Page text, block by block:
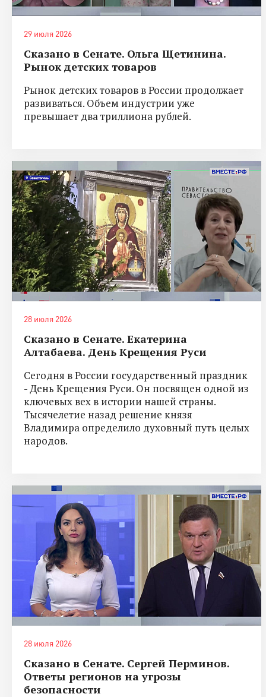
29 июля 2026
Сказано в Сенате. Ольга Щетинина.
Рынок детских товаров
Рынок детских товаров в России продолжает
развиваться. Объем индустрии уже
превышает два триллиона рублей.
28 июля 2026
Сказано в Сенате. Екатерина
Алтабаева. День Крещения Руси
Сегодня в России государственный праздник
- День Крещения Руси. Он посвящен одной из
ключевых вех в истории нашей страны.
Тысячелетие назад решение князя
Владимира определило духовный путь целых
народов.
28 июля 2026
Сказано в Сенате. Сергей Перминов.
Ответы регионов на угрозы
безопасности